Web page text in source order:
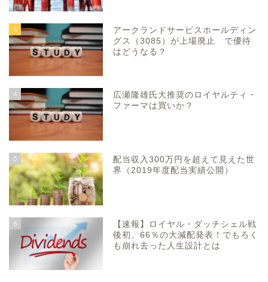
3
アークランドサービスホールディン
グス（3085）が上場廃止 で優待
はどうなる？
4
広瀬隆雄氏大推奨のロイヤルティ・
ファーマは買いか？
5
配当収入300万円を超えて見えた世
界（2019年度配当実績公開）
6
【速報】ロイヤル・ダッチシェル戦
後初、66％の大減配発表！でもろく
も崩れ去った人生設計とは